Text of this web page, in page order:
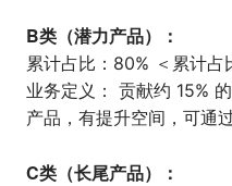
B类（潜力产品）：
累计占比：80% ＜累计
业务定义： 贡献约 15%
产品，有提升空间，可通
C类（长尾产品）：